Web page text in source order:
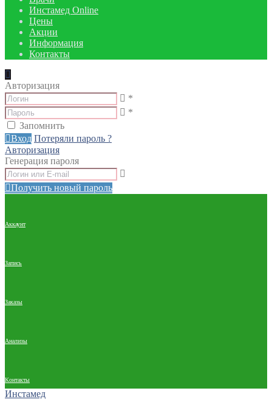
Инстамед Online
Цены
Акции
Информация
Контакты
Авторизация
*
*
Запомнить
Вход Потеряли пароль ?
Авторизация
Генерация пароля
Получить новый пароль
Аккаунт
Запись
Заказы
Анализы
Контакты
Инстамед